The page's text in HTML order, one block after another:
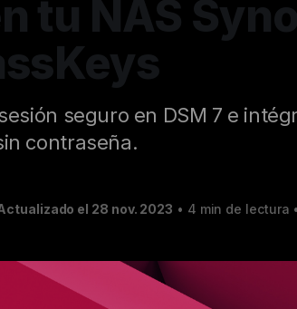
tu NAS
seguro en DSM 7 e
contraseña.
el 28 nov. 2023 • 4 min de lectura •